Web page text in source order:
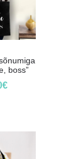
boss”
€